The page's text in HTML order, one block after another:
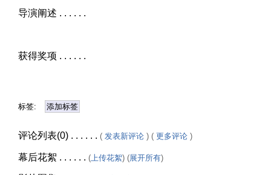
导演阐述 . . . . . .
获得奖项 . . . . . .
标签: 添加标签
评论列表(0) . . . . . . ( 发表新评论 ) ( 更多评论 )
幕后花絮 . . . . . . ( 上传花絮) ( 展开所有)